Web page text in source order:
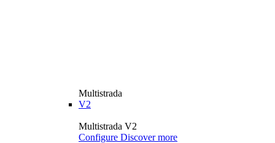
Multistrada
V2
Multistrada V2
Configure Discover more